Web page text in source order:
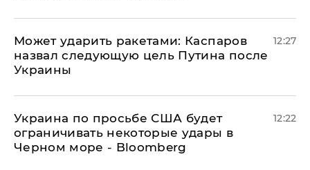
Может ударить ракетами: Каспаров
назвал следующую цель Путина после
Украины
12:27
Украина по просьбе США будет
ограничивать некоторые удары в
Черном море - Bloomberg
12:22